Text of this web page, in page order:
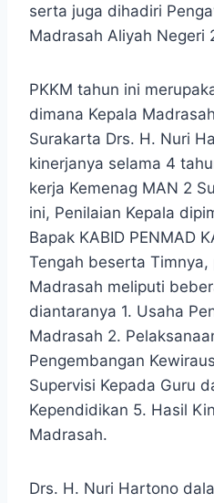
serta juga dihadiri
Madrasah Aliyah Negeri
PKKM tahun ini
dimana Kepala
Surakarta Drs. H. Nuri
kinerjanya selama 4
kerja Kemenag MAN 2
ini, Penilaian Kepala
Bapak KABID PENMAD
Tengah beserta Timnya,
Madrasah meliputi
diantaranya 1. Usaha
Madrasah 2.
Pengembangan
Supervisi Kepada Guru
Kependidikan 5. Hasil
Madrasah.
Drs. H. Nuri Hartono